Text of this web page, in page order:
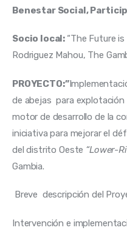
Benestar Social,
Socio local: “The Future
Rodriguez Mahou, The
PROYECTO:”
de abejas para explotación
motor de desarrollo de la
iniciativa para mejorar el
del distrito Oeste “Lower-
Gambia.
Breve descripción del
Intervención e